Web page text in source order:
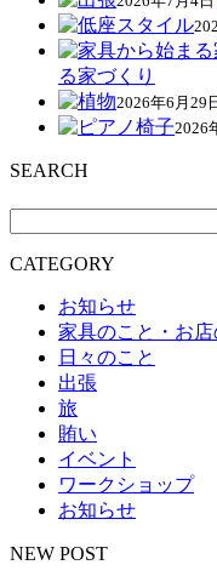
る家づくり
2026年6月29
2026
SEARCH
CATEGORY
お知らせ
家具のこと・お店
日々のこと
出張
旅
賄い
イベント
ワークショップ
お知らせ
NEW POST